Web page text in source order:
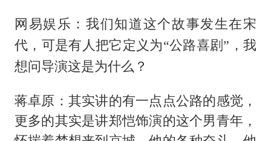
网易娱乐：我们知道这个故事发生在宋
代，可是有人把它定义为“公路喜剧”，我
想问导演这是为什么？
蒋卓原：其实讲的有一点点公路的感觉，
更多的其实是讲郑恺饰演的这个男青年，